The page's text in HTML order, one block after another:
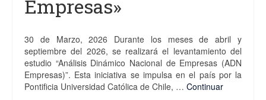
Empresas»
30 de Marzo, 2026 Durante los meses de abril y
septiembre del 2026, se realizará el levantamiento del
estudio “Análisis Dinámico Nacional de Empresas (ADN
Empresas)”. Esta iniciativa se impulsa en el país por la
Pontificia Universidad Católica de Chile, … Continuar